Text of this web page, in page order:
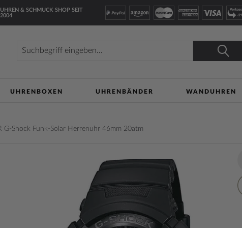
UHREN & SCHMUCK SHOP SEIT
2004
Suche
UHRENBOXEN UHRENBÄNDER WANDUHREN
G-Shock Funk-Solar Herrenuhr 46mm 20atm